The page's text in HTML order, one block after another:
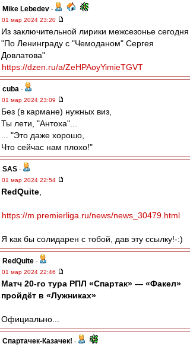
Mike Lebedev -
01 мар 2024 23:20
Из заключительной лирики межсезонье сегодня
"По Ленинграду с "Чемоданом" Сергея
Довлатова"
https://dzen.ru/a/ZeHPAoyYimieTGVT
cuba -
01 мар 2024 23:09
Без (в кармане) нужных виз,
Ты лети, "Антоха"...
... "Это даже хорошо,
Что сейчас нам плохо!"
SAS -
01 мар 2024 22:54
RedQuite
https://m.premierliga.ru/news/news_30479.html
Я как бы солидарен с тобой, дав эту ссылку!-:)
RedQuite -
01 мар 2024 22:46
Матч 20-го тура РПЛ «Спартак» — «Факел»
пройдёт в «Лужниках»
Официально...
Спартачек-Казачек! -